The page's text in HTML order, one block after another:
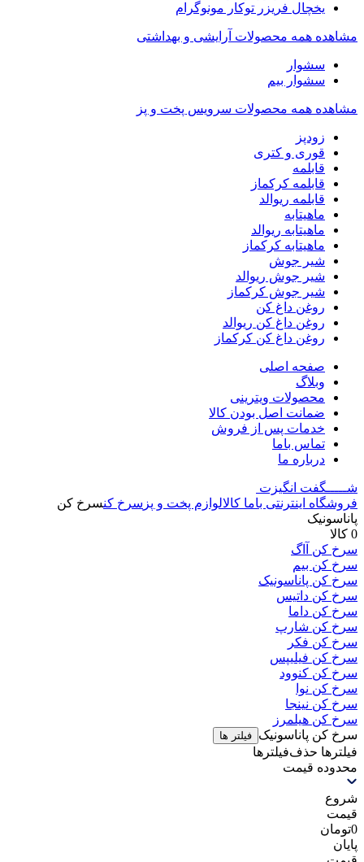
یخچال فریزر توکار مونوگرام
مشاهده همه محصولات آرایشی و بهداشتی
سشوار
سشوار بیم
مشاهده همه محصولات سرویس پخت و پز
زودپز
قوری و کتری
قابلمه
قابلمه کرکماز
قابلمه ریوالد
ماهیتابه
ماهیتابه ریوالد
ماهیتابه کرکماز
شیر جوش
شیر جوش ریوالد
شیر جوش کرکماز
روغن داغ کن
روغن داغ کن ریوالد
روغن داغ کن کرکماز
صفحه اصلی
وبلاگ
محصولات ویترینی
ضمانت اصل بودن کالا
خدمات پس از فروش
تماس باما
درباره ما
شـــــگفت انگیزت
فروشگاه اینترنتی باما کالالوازم پخت و پز سرخ کنسرخ کن
پاناسونیک
0 کالا
سرخ کن آاگ
سرخ کن بیم
سرخ کن پاناسونیک
سرخ کن داتیس
سرخ کن داما
سرخ کن شارپ
سرخ کن فکر
سرخ کن فیلیپس
سرخ کن کنوود
سرخ کن نوا
سرخ کن نینجا
سرخ کن هیلمرز
سرخ کن پاناسونیک فیلتر ها
فیلترها حذف‌فیلتر‌ها
محدوده قیمت
شروع
قیمت
0تومان
پایان